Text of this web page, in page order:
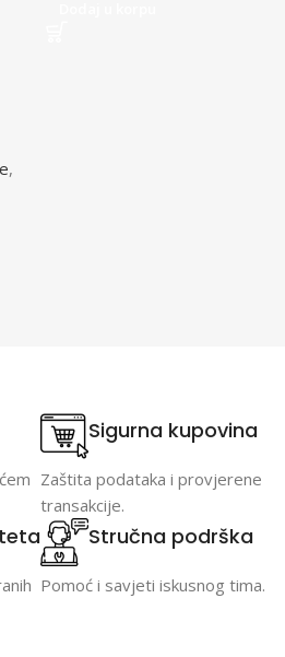
,
Sigurna kupovina
Zaštita podataka i provjerene
transakcije.
Stručna podrška
Pomoć i savjeti iskusnog tima.